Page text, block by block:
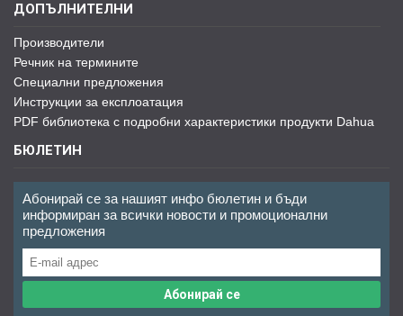
ДОПЪЛНИТЕЛНИ
Производители
Речник на термините
Специални предложения
Инструкции за експлоатация
PDF библиотека с подробни характеристики продукти Dahua
БЮЛЕТИН
Абонирай се за нашият инфо бюлетин и бъди
информиран за всички новости и промоционални
предложения
Абонирай се